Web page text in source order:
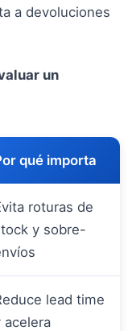
a devoluciones
un
qué importa
roturas de
y sobre-
lead time
acelera